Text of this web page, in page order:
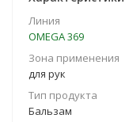
Линия
OMEGA 369
Зона применения
для рук
Тип продукта
Бальзам